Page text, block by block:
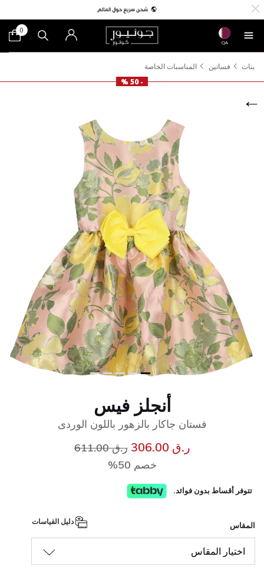
QA
0
بنات فساتين
المناسبات الخاصة
- 50 %
أنجلز فيس
فستان جاكار بالزهور باللون الوردى
ر.ق 306.00 سعر مخفض من
ر.ق 611.00
خصم 50%
تتوفر أقساط بدون فوائد.
المقاس
اختيار المقاس